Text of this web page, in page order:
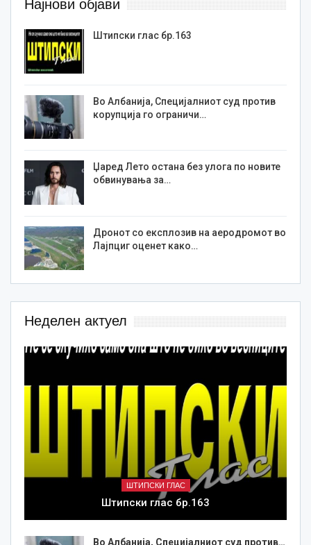
Најнови објави
Штипски глас бр.163
Во Албанија, Специјалниот суд против
корупција го ограничи…
Џаред Лето остана без улога по новите
обвинувања за…
Дронот со експлозив на аеродромот во
Лајпциг оценет како…
Неделен актуел
ШТИПСКИ ГЛАС
Штипски глас бр.163
Во Албанија, Специјалниот суд против…